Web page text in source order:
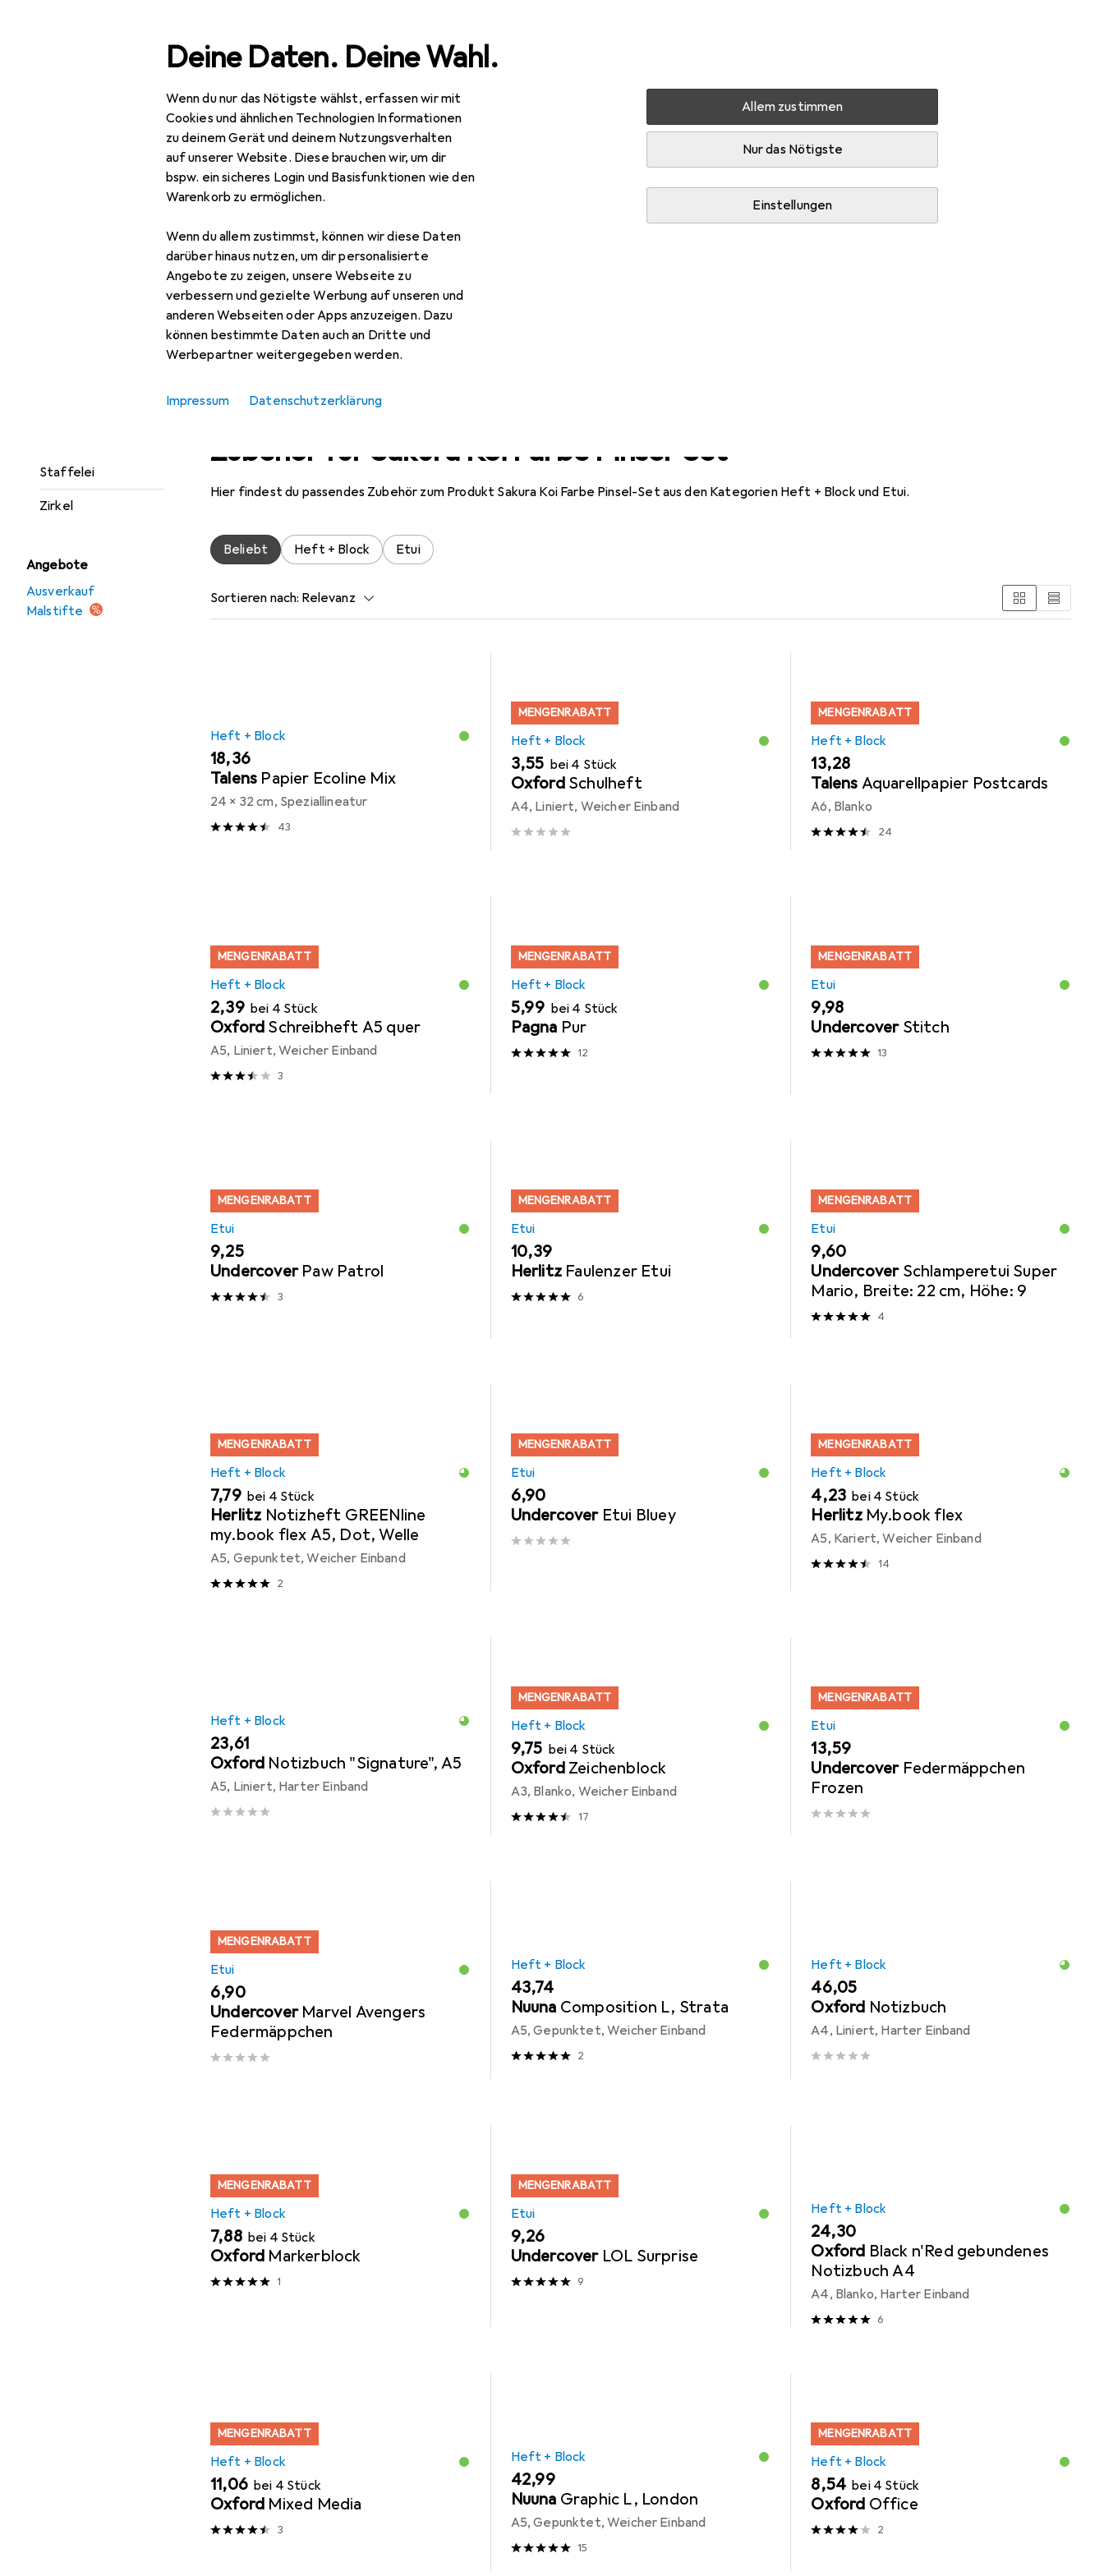
Deine Daten. Deine Wahl.
Wenn du nur das Nötigste wählst, erfassen wir mit
Cookies und ähnlichen Technologien Informationen
zu deinem Gerät und deinem Nutzungsverhalten
auf unserer Website. Diese brauchen wir, um dir
bspw. ein sicheres Login und Basisfunktionen wie den
Warenkorb zu ermöglichen.
Wenn du allem zustimmst, können wir diese Daten
darüber hinaus nutzen, um dir personalisierte
Angebote zu zeigen, unsere Webseite zu
verbessern und gezielte Werbung auf unseren und
anderen Webseiten oder Apps anzuzeigen. Dazu
können bestimmte Daten auch an Dritte und
Werbepartner weitergegeben werden.
Allem zustimmen
Nur das Nötigste
Einstellungen
Impressum Datenschutzerklärung
Navigation nach Kategorien
Staffelei
Zirkel
Angebote
Ausverkauf
Malstifte
Gesamtsortiment Büro + Schreibwaren Sakura Koi Farbe Pinsel-Set
SakuraKoi Farbe Pinsel-Set
6x
Zubehör für Sakura Koi Farbe Pinsel-Set
Hier findest du passendes Zubehör zum Produkt Sakura Koi Farbe Pinsel-Set aus den Kategorien Heft + Block und Etui.
Beliebt Heft + Block Etui
Sortieren nach: Relevanz
Heft + Block
EUR
18,36
Talens Papier Ecoline Mix
24 x 32 cm, Speziallineatur
43
MENGENRABATT
Heft + Block
EUR
3,55 bei 4 Stück
Oxford Schulheft
A4, Liniert, Weicher Einband
MENGENRABATT
Heft + Block
EUR
13,28
Talens Aquarellpapier Postcards
A6, Blanko
24
MENGENRABATT
Heft + Block
EUR
2,39 bei 4 Stück
Oxford Schreibheft A5 quer
A5, Liniert, Weicher Einband
3
MENGENRABATT
Heft + Block
EUR
5,99 bei 4 Stück
Pagna Pur
12
MENGENRABATT
Etui
EUR
9,98
Undercover Stitch
13
MENGENRABATT
Etui
EUR
9,25
Undercover Paw Patrol
3
MENGENRABATT
Etui
EUR
10,39
Herlitz Faulenzer Etui
6
MENGENRABATT
Etui
EUR
9,60
Undercover Schlamperetui Super
Mario, Breite: 22 cm, Höhe: 9
4
MENGENRABATT
Heft + Block
EUR
7,79 bei 4 Stück
Herlitz Notizheft GREENline
my.book flex A5, Dot, Welle
A5, Gepunktet, Weicher Einband
2
MENGENRABATT
Etui
EUR
6,90
Undercover Etui Bluey
MENGENRABATT
Heft + Block
EUR
4,23 bei 4 Stück
Herlitz My.book flex
A5, Kariert, Weicher Einband
14
Heft + Block
EUR
23,61
Oxford Notizbuch "Signature", A5
A5, Liniert, Harter Einband
MENGENRABATT
Heft + Block
EUR
9,75 bei 4 Stück
Oxford Zeichenblock
A3, Blanko, Weicher Einband
17
MENGENRABATT
Etui
EUR
13,59
Undercover Federmäppchen
Frozen
MENGENRABATT
Etui
EUR
6,90
Undercover Marvel Avengers
Federmäppchen
Heft + Block
EUR
43,74
Nuuna Composition L, Strata
A5, Gepunktet, Weicher Einband
2
Heft + Block
EUR
46,05
Oxford Notizbuch
A4, Liniert, Harter Einband
MENGENRABATT
Heft + Block
EUR
7,88 bei 4 Stück
Oxford Markerblock
1
MENGENRABATT
Etui
EUR
9,26
Undercover LOL Surprise
9
Heft + Block
EUR
24,30
Oxford Black n'Red gebundenes
Notizbuch A4
A4, Blanko, Harter Einband
6
MENGENRABATT
Heft + Block
EUR
11,06 bei 4 Stück
Oxford Mixed Media
3
Heft + Block
EUR
42,99
Nuuna Graphic L, London
A5, Gepunktet, Weicher Einband
15
MENGENRABATT
Heft + Block
EUR
8,54 bei 4 Stück
Oxford Office
2